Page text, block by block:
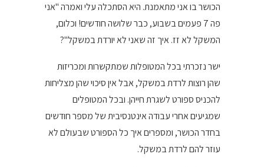
הכושר בו אני מתאמנת. היא הסתכלה עלי ואמרה "אני
פה 7 פעמים בשבוע, כבר שלושה חודשים! וכלום,
המשקל לא זז. איך זה שאני לא יורדת במשקל"?
ישר נזכרתי בכל המטופלות שמתקשרות ומכריזות
שהן רוצות לרדת במשקל, אבל אין סיכוי שהן מצליחות
להכניס ספורט לשגרת חייהן. ובכל המטופלים
שמגיעים אחרי עבודה אינטנסיבית של מספר חודשים
בחדר הכושר, ומספרים איך כל הספורט שבעולם לא
עוזר להם לרדת במשקל.